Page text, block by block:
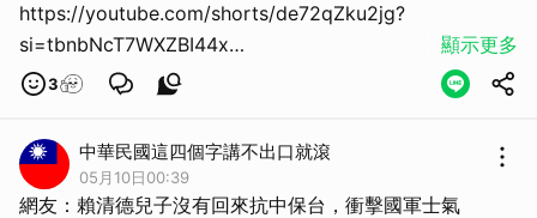
https://youtube.com/shorts/de72qZku2jg?
si=tbnbNcT7WXZBI44x
不怕共產黨武攻
詐騙集團民進洞
執政9年還沒a飽
錢沾8400多億
顯示更多
3
中華民國這四個字講不出口就滾
05月10日00:39
網友：賴清德兒子沒有回來抗中保台，衝擊國軍士氣